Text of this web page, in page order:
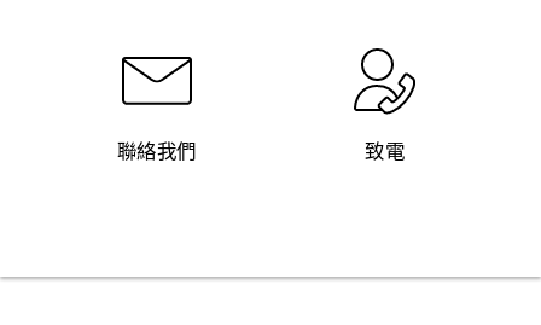
聯絡我們 致電